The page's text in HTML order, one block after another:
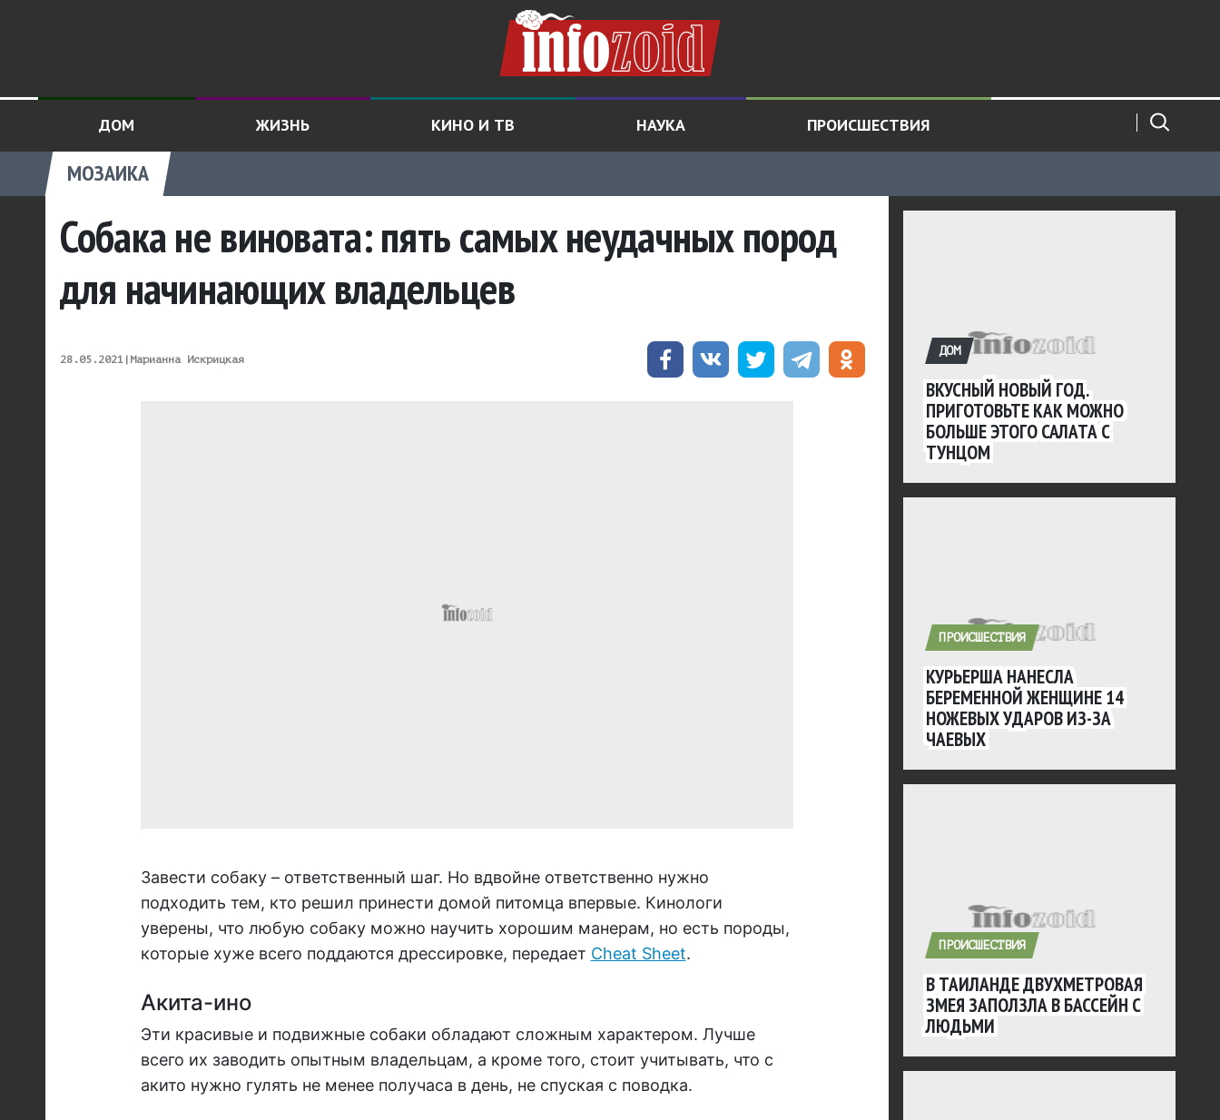
ДОМ ЖИЗНЬ КИНО И ТВ НАУКА ПРОИСШЕСТВИЯ
МОЗАИКА
Собака не виновата: пять самых неудачных пород
для начинающих владельцев
28.05.2021 | Марианна Искрицкая
Завести собаку – ответственный шаг. Но вдвойне ответственно нужно
подходить тем, кто решил принести домой питомца впервые. Кинологи
уверены, что любую собаку можно научить хорошим манерам, но есть породы,
которые хуже всего поддаются дрессировке, передает Cheat Sheet.
Акита-ино
Эти красивые и подвижные собаки обладают сложным характером. Лучше
всего их заводить опытным владельцам, а кроме того, стоит учитывать, что с
акито нужно гулять не менее получаса в день, не спуская с поводка.
ДОМ
ВКУСНЫЙ НОВЫЙ ГОД.
ПРИГОТОВЬТЕ КАК МОЖНО
БОЛЬШЕ ЭТОГО САЛАТА С
ТУНЦОМ
ПРОИСШЕСТВИЯ
КУРЬЕРША НАНЕСЛА
БЕРЕМЕННОЙ ЖЕНЩИНЕ 14
НОЖЕВЫХ УДАРОВ ИЗ-ЗА
ЧАЕВЫХ
ПРОИСШЕСТВИЯ
В ТАИЛАНДЕ ДВУХМЕТРОВАЯ
ЗМЕЯ ЗАПОЛЗЛА В БАССЕЙН С
ЛЮДЬМИ